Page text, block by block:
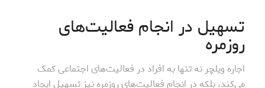
تسهیل در انجام فعالیت‌های
روزمره
اجاره ویلچر نه تنها به افراد در فعالیت‌های اجتماعی کمک
می‌کند، بلکه در انجام فعالیت‌های روزمره نیز تسهیل ایجاد